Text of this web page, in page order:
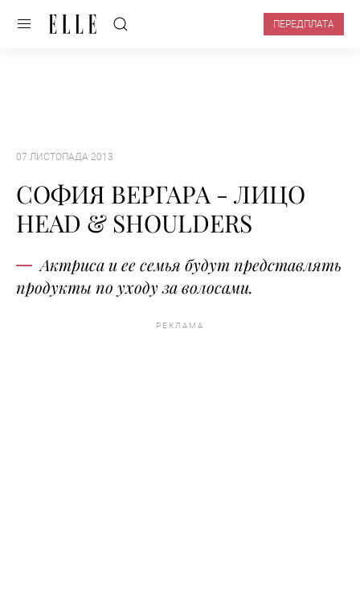
ПЕРЕДПЛАТА
07 ЛИСТОПАДА 2013
СОФИЯ ВЕРГАРА - ЛИЦО
HEAD & SHOULDERS
Актриса и ее семья будут представлять
продукты по уходу за волосами.
РЕКЛАМА